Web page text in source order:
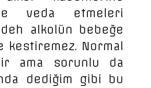
veda etmeleri
alkolün bebeğe
kestiremez. Normal
ama sorunlu da
dediğim gibi bu